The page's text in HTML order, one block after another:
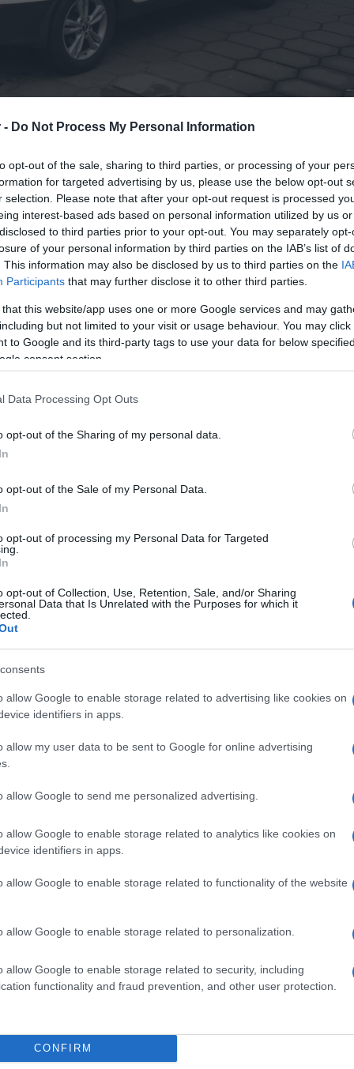
- Do Not Process My Personal Information
opt-out of the sale, sharing to third parties, or processing of your
for targeted advertising by us, please use the below opt-out
selection. Please note that after your opt-out request is processed
interest-based ads based on personal information utilized by us
to third parties prior to your opt-out. You may separately
of your personal information by third parties on the IAB’s list of
This information may also be disclosed by us to third parties on the
Participants that may further disclose it to other third parties.
that this website/app uses one or more Google services and may
but not limited to your visit or usage behaviour. You may
to Google and its third-party tags to use your data for below
consent section.
Data Processing Opt Outs
opt-out of the Sharing of my personal data.
opt-out of the Sale of my Personal Data.
opt-out of processing my Personal Data for Targeted
opt-out of Collection, Use, Retention, Sale, and/or Sharing
Data that Is Unrelated with the Purposes for which it
allow Google to enable storage related to advertising like cookies on
identifiers in apps.
allow my user data to be sent to Google for online advertising
allow Google to send me personalized advertising.
allow Google to enable storage related to analytics like cookies on
identifiers in apps.
allow Google to enable storage related to functionality of the website
allow Google to enable storage related to personalization.
allow Google to enable storage related to security, including
functionality and fraud prevention, and other user protection.
CONFIRM
Hyundaiκαι τηςShellείναι η
της τεχνολογίας με σκοπό την
εταιρείες υλοποιούν από κοινού
προδιαγραφές των
να επεκτείνουν τη
για ηλεκτρικά (EV) οχήματα.
νέα πενταετή συνεργασία σε
Shell plc, τη γνωστή σε όλους μας
της εταιρικής τους σχέσης,
καθαρή ενέργεια
αλλαγές της αγοράς.
εταιρείας αυτοκινήτων να αυξήσει
οχημάτων και να συνεχίσει την
έξυπνων λύσεων κινητικότητας.
θα αφορά projects που
συμπεριλαμβανομένου ενός
εξυπηρέτησης ειδικά για